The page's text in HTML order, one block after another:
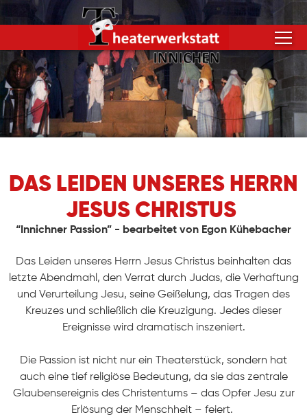
DAS LEIDEN UNSERES HERRN
JESUS CHRISTUS
“Innichner Passion” - bearbeitet von Egon Kühebacher
Das Leiden unseres Herrn Jesus Christus beinhalten das
letzte Abendmahl, den Verrat durch Judas, die Verhaftung
und Verurteilung Jesu, seine Geißelung, das Tragen des
Kreuzes und schließlich die Kreuzigung. Jedes dieser
Ereignisse wird dramatisch inszeniert.
Die Passion ist nicht nur ein Theaterstück, sondern hat
auch eine tief religiöse Bedeutung, da sie das zentrale
Glaubensereignis des Christentums – das Opfer Jesu zur
Erlösung der Menschheit – feiert.